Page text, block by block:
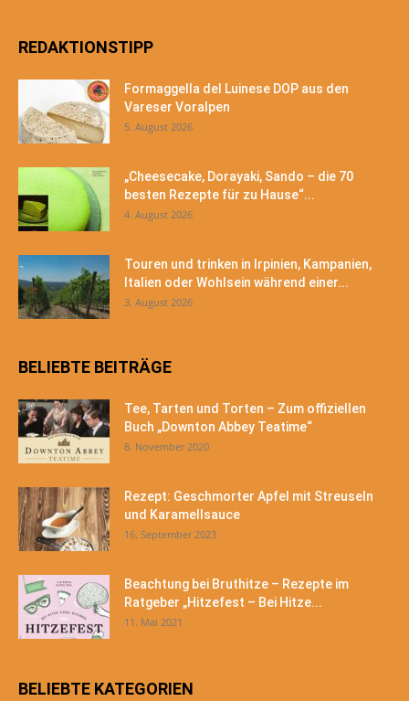
REDAKTIONSTIPP
Formaggella del Luinese DOP aus den
Vareser Voralpen
5. August 2026
„Cheesecake, Dorayaki, Sando – die 70
besten Rezepte für zu Hause“...
4. August 2026
Touren und trinken in Irpinien, Kampanien,
Italien oder Wohlsein während einer...
3. August 2026
BELIEBTE BEITRÄGE
Tee, Tarten und Torten – Zum offiziellen
Buch „Downton Abbey Teatime“
8. November 2020
Rezept: Geschmorter Apfel mit Streuseln
und Karamellsauce
16. September 2023
Beachtung bei Bruthitze – Rezepte im
Ratgeber „Hitzefest – Bei Hitze...
11. Mai 2021
BELIEBTE KATEGORIEN